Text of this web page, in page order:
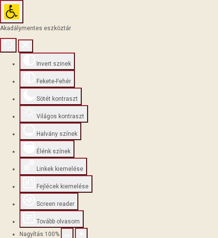
Akadálymentes eszköztár
Invert szinek
Fekete-Fehér
Sötét kontraszt
Világos kontraszt
Halvány színek
Élénk színek
Linkek kiemelése
Fejlécek kiemelése
Screen reader
Tovább olvasom
Nagyítás 100%